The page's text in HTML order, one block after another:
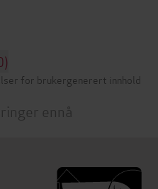
for brukergenerert innhold
ennå